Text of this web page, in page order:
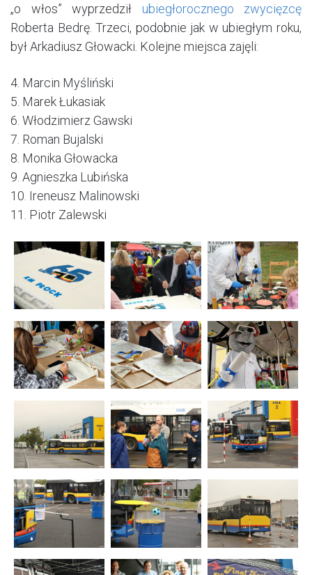
„o włos” wyprzedził ubiegłorocznego zwycięzcę
Roberta Bedrę. Trzeci, podobnie jak w ubiegłym roku,
był Arkadiusz Głowacki. Kolejne miejsca zajęli:
4. Marcin Myśliński
5. Marek Łukasiak
6. Włodzimierz Gawski
7. Roman Bujalski
8. Monika Głowacka
9. Agnieszka Lubińska
10. Ireneusz Malinowski
11. Piotr Zalewski